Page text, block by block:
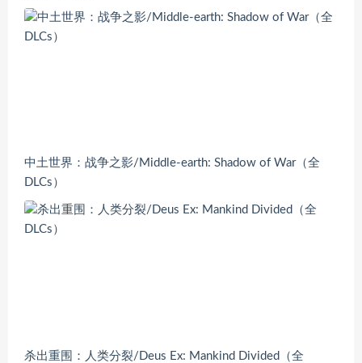
中土世界：战争之影/Middle-earth: Shadow of War（全
DLCs）
杀出重围：人类分裂/Deus Ex: Mankind Divided（全